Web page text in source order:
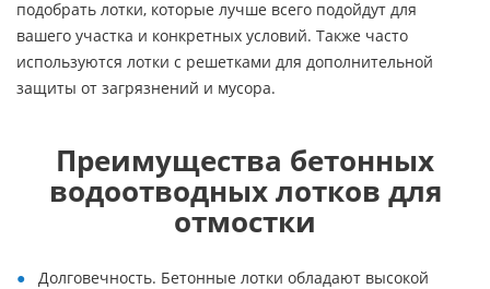
подобрать лотки, которые лучше всего подойдут для
вашего участка и конкретных условий. Также часто
используются лотки с решетками для дополнительной
защиты от загрязнений и мусора.
Преимущества бетонных
водоотводных лотков для
отмостки
Долговечность. Бетонные лотки обладают высокой